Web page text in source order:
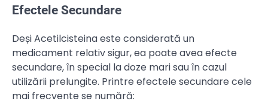
Efectele Secundare
Deși Acetilcisteina este considerată un
medicament relativ sigur, ea poate avea efecte
secundare, în special la doze mari sau în cazul
utilizării prelungite. Printre efectele secundare cele
mai frecvente se numără: